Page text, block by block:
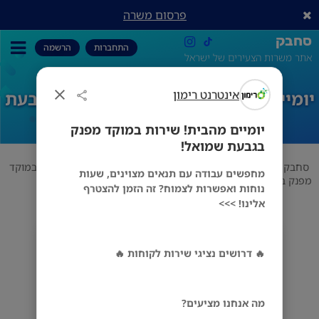
אינטרנט רימון
יומיים מהבית! שירות במוקד מפנק
בגבעת שמואל!
מחפשים עבודה עם תנאים מצוינים, שעות
נוחות ואפשרות לצמוח? זה הזמן להצטרף
אלינו! >>>
🔥 דרושים נציגי שירות לקוחות 🔥
מה אנחנו מציעים?
פרסום משרה
סחבק
אתר משרות הצעירים של ישראל
התחברות הרשמה
יומיים מהבית! שירות במוקד מפנק בגבעת
שמואל!
סחבק
יומיים מהבית! שירות במוקד
מפנק בגבעת שמואל!
מס' אזורים